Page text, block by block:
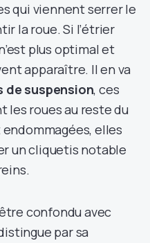
qui viennent serrer le
la roue. Si l’étrier
plus optimal et
apparaître. Il en va
de suspension, ces
roues au reste du
elles
un cliquetis notable
confondu avec
par sa